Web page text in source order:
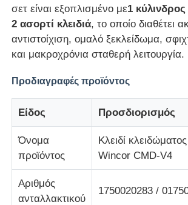
Αρχική Σελίδα
Βίντεο
Σχετικά με εμάς
Γύρος εργοστασίων
σετ είναι εξοπλισμένο με1 κύλινδρος
2 ασορτί κλειδιά, το οποίο διαθέτει
αντιστοίχιση, ομαλό ξεκλείδωμα,
και μακροχρόνια σταθερή λειτουργία.
Προδιαγραφές προϊόντος
Είδος Προσδιορισμός
Όνομα
προϊόντος
Κλειδί
Wincor CMD-V4
Αριθμός
ανταλλακτικού
1750020283 /